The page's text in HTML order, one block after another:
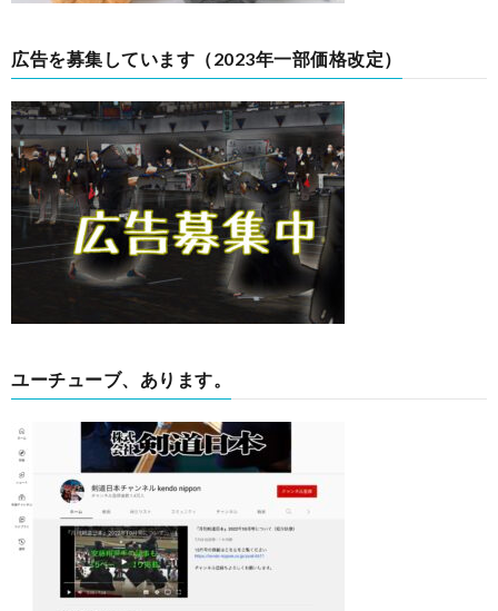
広告を募集しています（2023年一部価格改定）
ユーチューブ、あります。